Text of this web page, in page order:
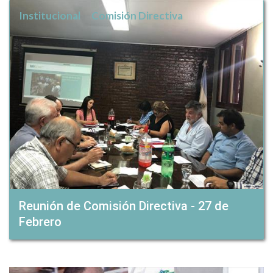
Institucional Comisión Directiva
Reunión de Comisión Directiva - 27 de
Febrero